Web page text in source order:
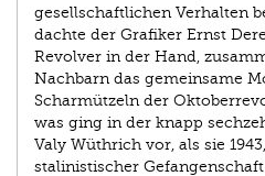
gesellschaftlichen Verhalten
dachte der Grafiker Ernst
Revolver in der Hand,
Nachbarn das gemeinsame
Scharmützeln der
was ging in der knapp
Valy Wüthrich vor, als sie
stalinistischer